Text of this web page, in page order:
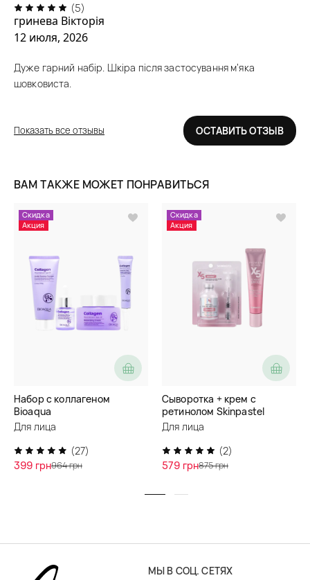
(5)
гринева Вікторія
12 июля, 2026
Дуже гарний набір. Шкіра після застосування м’яка
шовковиста.
Показать все отзывы ОСТАВИТЬ ОТЗЫВ
ВАМ ТАКЖЕ МОЖЕТ ПОНРАВИТЬСЯ
Скидка
Акция
Набор с коллагеном
Bioaqua
Для лица
(27)
399 грн964 грн
Скидка
Акция
Сыворотка + крем с
ретинолом Skinpastel
Для лица
(2)
579 грн875 грн
МЫ В СОЦ. СЕТЯХ